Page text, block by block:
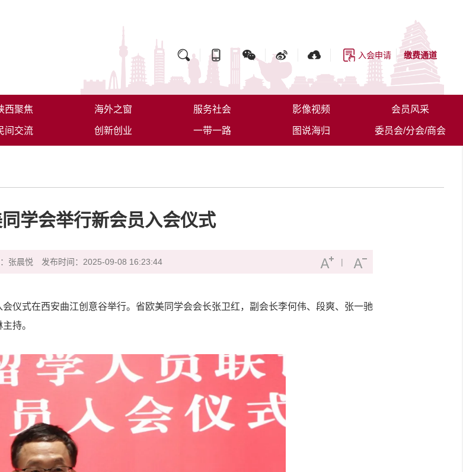
入会申请 缴费通道
西聚焦 海外之窗 服务社会 影像视频 会员风采
间交流 创新创业 一带一路 图说海归 委员会/分会/商会
学会举行新会员入会仪式
|
张晨悦 发布时间：2025-09-08 16:23:44
式在西安曲江创意谷举行。省欧美同学会会长张卫红，副会长李何伟、段爽、张一驰
持。